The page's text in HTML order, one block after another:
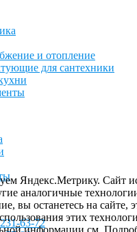
и отопление
для сантехники
63-72
Яндекс.Метрику. Сайт
аналогичные
вы останетесь на сайте,
этих
информации см.